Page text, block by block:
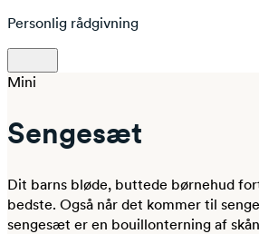
Personlig rådgivning
Mini
Sengesæt
Dit barns bløde, buttede børnehud
bedste. Også når det kommer til
sengesæt er en bouillonterning af